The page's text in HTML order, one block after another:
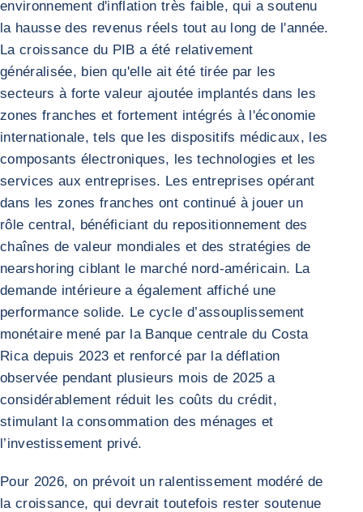
environnement d'inflation très faible, qui a soutenu
la hausse des revenus réels tout au long de l'année.
La croissance du PIB a été relativement
généralisée, bien qu'elle ait été tirée par les
secteurs à forte valeur ajoutée implantés dans les
zones franches et fortement intégrés à l'économie
internationale, tels que les dispositifs médicaux, les
composants électroniques, les technologies et les
services aux entreprises. Les entreprises opérant
dans les zones franches ont continué à jouer un
rôle central, bénéficiant du repositionnement des
chaînes de valeur mondiales et des stratégies de
nearshoring ciblant le marché nord-américain. La
demande intérieure a également affiché une
performance solide. Le cycle d’assouplissement
monétaire mené par la Banque centrale du Costa
Rica depuis 2023 et renforcé par la déflation
observée pendant plusieurs mois de 2025 a
considérablement réduit les coûts du crédit,
stimulant la consommation des ménages et
l’investissement privé.
Pour 2026, on prévoit un ralentissement modéré de
la croissance, qui devrait toutefois rester soutenue